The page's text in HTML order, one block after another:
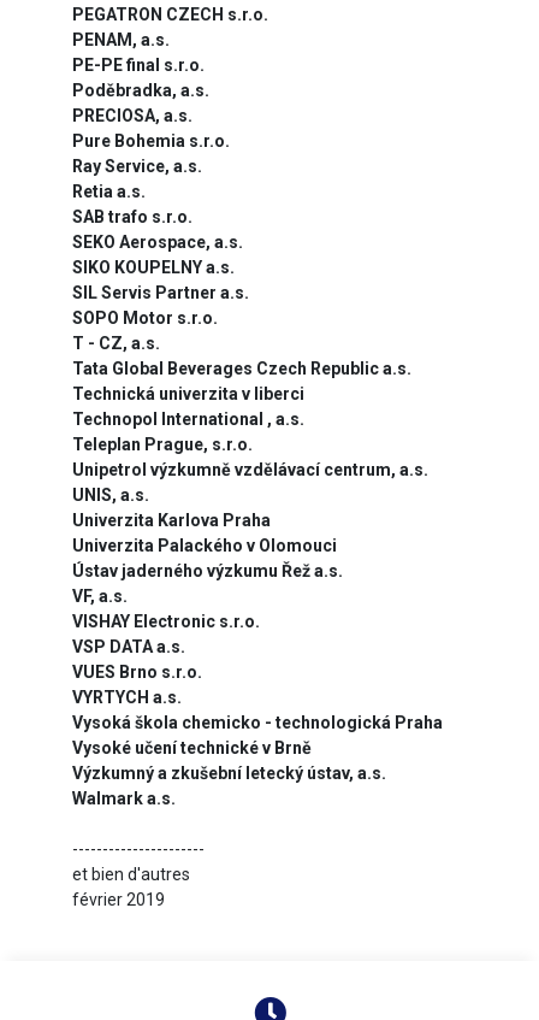
PEGATRON CZECH s.r.o.
PENAM, a.s.
PE-PE final s.r.o.
Poděbradka, a.s.
PRECIOSA, a.s.
Pure Bohemia s.r.o.
Ray Service, a.s.
Retia a.s.
SAB trafo s.r.o.
SEKO Aerospace, a.s.
SIKO KOUPELNY a.s.
SIL Servis Partner a.s.
SOPO Motor s.r.o.
T - CZ, a.s.
Tata Global Beverages Czech Republic a.s.
Technická univerzita v liberci
Technopol International , a.s.
Teleplan Prague, s.r.o.
Unipetrol výzkumně vzdělávací centrum, a.s.
UNIS, a.s.
Univerzita Karlova Praha
Univerzita Palackého v Olomouci
Ústav jaderného výzkumu Řež a.s.
VF, a.s.
VISHAY Electronic s.r.o.
VSP DATA a.s.
VUES Brno s.r.o.
VYRTYCH a.s.
Vysoká škola chemicko - technologická Praha
Vysoké učení technické v Brně
Výzkumný a zkušební letecký ústav, a.s.
Walmark a.s.
----------------------
et bien d'autres
février 2019